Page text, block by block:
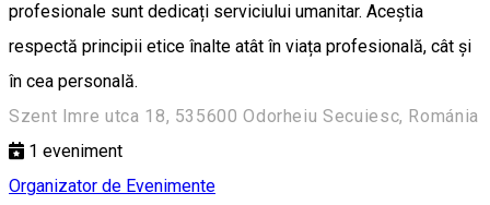
profesionale sunt dedicați serviciului umanitar. Aceștia
respectă principii etice înalte atât în viața profesională, cât și
în cea personală.
Szent Imre utca 18, 535600 Odorheiu Secuiesc, Románia
1 eveniment
Organizator de Evenimente